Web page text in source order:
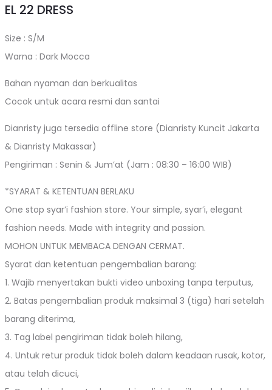
EL 22 DRESS
Size : S/M
Warna : Dark Mocca
Bahan nyaman dan berkualitas
Cocok untuk acara resmi dan santai
Dianristy juga tersedia offline store (Dianristy Kuncit Jakarta
& Dianristy Makassar)
Pengiriman : Senin & Jum’at (Jam : 08:30 – 16:00 WIB)
*SYARAT & KETENTUAN BERLAKU
One stop syar’i fashion store. Your simple, syar’i, elegant
fashion needs. Made with integrity and passion.
MOHON UNTUK MEMBACA DENGAN CERMAT.
Syarat dan ketentuan pengembalian barang:
1. Wajib menyertakan bukti video unboxing tanpa terputus,
2. Batas pengembalian produk maksimal 3 (tiga) hari setelah
barang diterima,
3. Tag label pengiriman tidak boleh hilang,
4. Untuk retur produk tidak boleh dalam keadaan rusak, kotor,
atau telah dicuci,